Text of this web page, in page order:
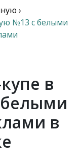
›
№13 с белыми
в
в